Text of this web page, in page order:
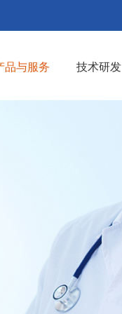
品与服务 技术研发